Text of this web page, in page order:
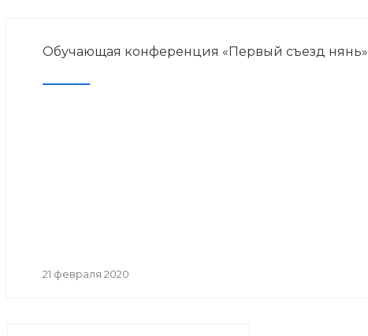
Обучающая конференция «Первый съезд нянь»
21 февраля 2020